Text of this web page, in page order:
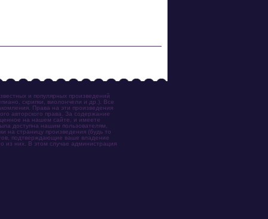
и популярных произведений
скрипки, виолончели и др.). Все
Права на эти произведения
авторского права. За содержание
на нашем сайте, и имеете
доступна нашим пользователям,
на страницу произведения (будь то
подтверждающие ваше владение
из них. В этом случае администрация